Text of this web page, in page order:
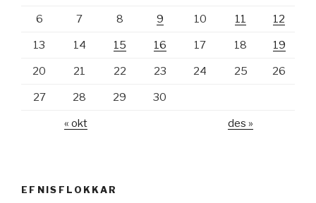
6 7 8 9 10 11 12
13 14 15 16 17 18 19
20 21 22 23 24 25 26
27 28 29 30
« okt des »
EFNISFLOKKAR